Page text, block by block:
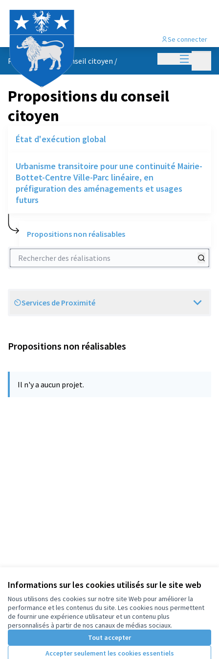
Informations sur les cookies utilisés sur le site web
Nous utilisons des cookies sur notre site Web pour améliorer la
performance et les contenus du site. Les cookies nous permettent
de fournir une expérience utilisateur et un contenu plus
personnalisés à partir de nos canaux de médias sociaux.
Tout accepter
Accepter seulement les cookies essentiels
Menu
Se connecter
Propositions du conseil citoyen /
Propositions du conseil
citoyen
État d'exécution global
Urbanisme transitoire pour une continuité Mairie-
Bottet-Centre Ville-Parc linéaire, en
préfiguration des aménagements et usages
futurs
Propositions non réalisables
Rechercher des réalisations
Scope
Services de Proximité
Propositions non réalisables
Il n'y a aucun projet.